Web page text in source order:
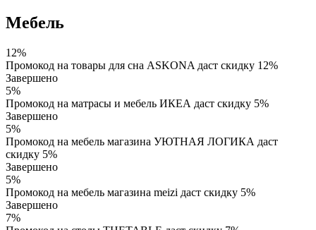
Мебель
12%
Промокод на товары для сна ASKONA даст скидку 12%
Завершено
5%
Промокод на матрасы и мебель ИКЕА даст скидку 5%
Завершено
5%
Промокод на мебель магазина УЮТНАЯ ЛОГИКА даст
скидку 5%
Завершено
5%
Промокод на мебель магазина meizi даст скидку 5%
Завершено
7%